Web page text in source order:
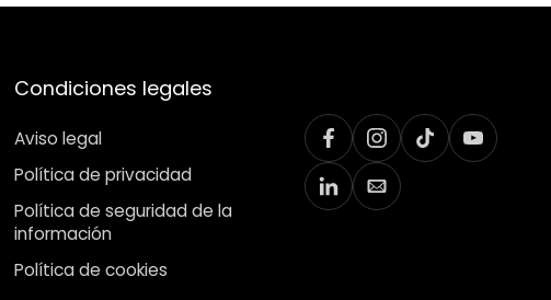
Condiciones legales
Aviso legal
Política de privacidad
Política de seguridad de la
información
Política de cookies